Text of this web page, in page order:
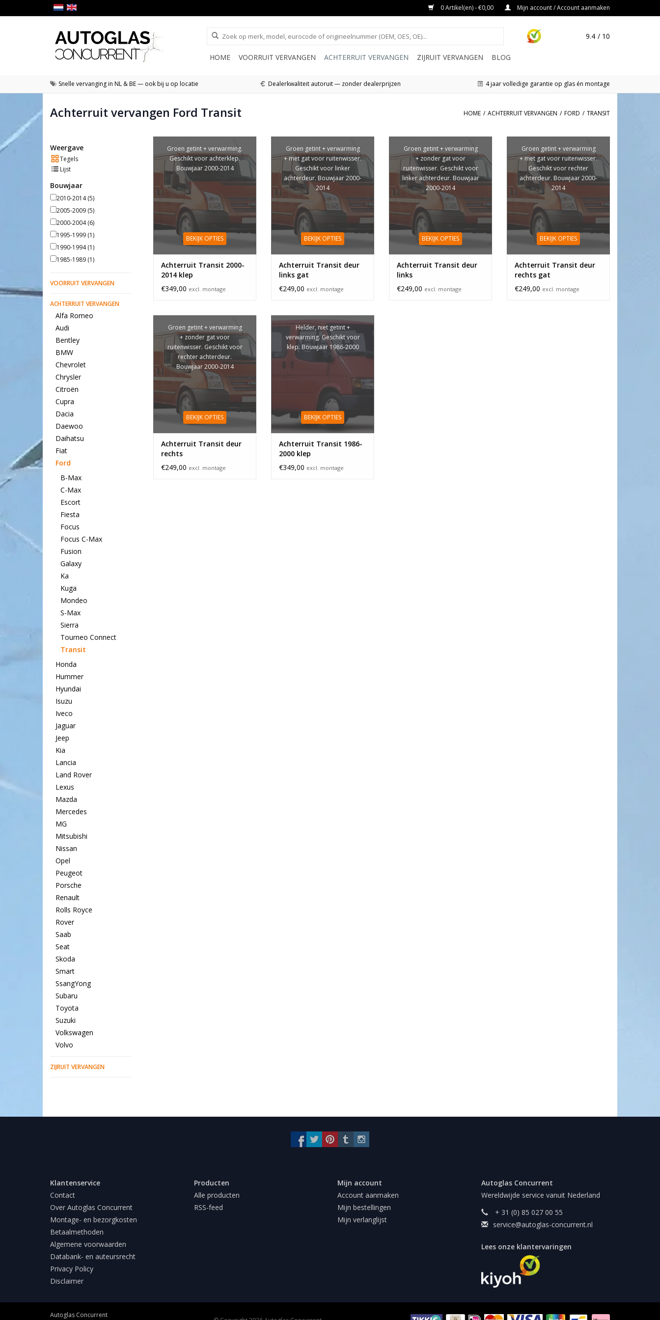
0 Artikel(en) - €0,00 Mijn account / Account aanmaken
9.4 / 10
HOME VOORRUIT VERVANGEN ACHTERRUIT VERVANGEN ZIJRUIT VERVANGEN BLOG
Snelle vervanging in NL & BE — ook bij u op locatie Dealerkwaliteit autoruit — zonder dealerprijzen 4 jaar volledige garantie op glas én montage
Achterruit vervangen Ford Transit HOME / ACHTERRUIT VERVANGEN / FORD / TRANSIT
Weergave
Tegels
Lijst
Bouwjaar
2010-2014(5)
2005-2009 (5)
2000-2004(6)
1995-1999 (1)
1990-1994(1)
1985-1989 (1)
VOORRUIT VERVANGEN
ACHTERRUIT VERVANGEN
Alfa Romeo
Audi
Bentley
BMW
Chevrolet
Chrysler
Citroën
Cupra
Dacia
Daewoo
Daihatsu
Fiat
Ford
B-Max
C-Max
Escort
Fiesta
Focus
Focus C-Max
Fusion
Galaxy
Ka
Kuga
Mondeo
S-Max
Sierra
Tourneo Connect
Transit
Honda
Hummer
Hyundai
Isuzu
Iveco
Jaguar
Jeep
Kia
Lancia
Land Rover
Lexus
Mazda
Mercedes
MG
Mitsubishi
Nissan
Opel
Peugeot
Porsche
Renault
Rolls Royce
Rover
Saab
Seat
Skoda
Smart
SsangYong
Subaru
Toyota
Suzuki
Volkswagen
Volvo
ZIJRUIT VERVANGEN
Groen getint + verwarming.
Geschikt voor achterklep.
Bouwjaar 2000-2014
BEKIJK OPTIES
Achterruit Transit 2000-
2014 klep
€349,00 excl. montage
Groen getint + verwarming
+ met gat voor ruitenwisser.
Geschikt voor linker
achterdeur. Bouwjaar 2000-
2014
BEKIJK OPTIES
Achterruit Transit deur
links gat
€249,00 excl. montage
Groen getint + verwarming
+ zonder gat voor
ruitenwisser. Geschikt voor
linker achterdeur. Bouwjaar
2000-2014
BEKIJK OPTIES
Achterruit Transit deur
links
€249,00 excl. montage
Groen getint + verwarming
+ met gat voor ruitenwisser.
Geschikt voor rechter
achterdeur. Bouwjaar 2000-
2014
BEKIJK OPTIES
Achterruit Transit deur
rechts gat
€249,00 excl. montage
Groen getint + verwarming
+ zonder gat voor
ruitenwisser. Geschikt voor
rechter achterdeur.
Bouwjaar 2000-2014
BEKIJK OPTIES
Achterruit Transit deur
rechts
€249,00 excl. montage
Helder, niet getint +
verwarming. Geschikt voor
klep. Bouwjaar 1986-2000
BEKIJK OPTIES
Achterruit Transit 1986-
2000 klep
€349,00 excl. montage
Klantenservice
Contact
Over Autoglas Concurrent
Montage- en bezorgkosten
Betaalmethoden
Algemene voorwaarden
Databank- en auteursrecht
Privacy Policy
Disclaimer
Producten
Alle producten
RSS-feed
Mijn account
Account aanmaken
Mijn bestellingen
Mijn verlanglijst
Autoglas Concurrent
Wereldwijde service vanuit Nederland
+ 31 (0) 85 027 00 55
service@autoglas-concurrent.nl
Lees onze klantervaringen
Autoglas Concurrent